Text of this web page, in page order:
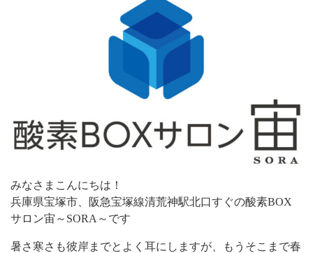
みなさまこんにちは！
兵庫県宝塚市、阪急宝塚線清荒神駅北口すぐの酸素BOX
サロン宙～SORA～です
暑さ寒さも彼岸までとよく耳にしますが、もうそこまで春